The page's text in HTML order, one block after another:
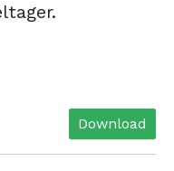
Download